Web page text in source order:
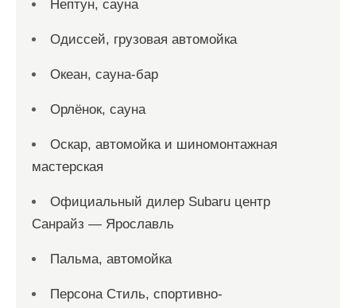
Нептун, сауна
Одиссей, грузовая автомойка
Океан, сауна-бар
Орлёнок, сауна
Оскар, автомойка и шиномонтажная
мастерская
Официальный дилер Subaru центр
Санрайз — Ярославль
Пальма, автомойка
Персона Стиль, спортивно-